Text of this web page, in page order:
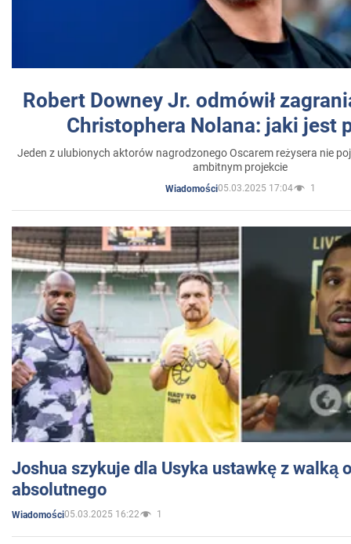
Robert Downey Jr. odmówił
Christophera Nolana: jaki jest
Jeden z ulubionych aktorów nagrodzonego Oscarem reżysera nie
ambitnym projekcie
Wiadomości05.03.2025 17:04 1
Joshua szykuje dla Usyka ustawkę z walką
absolutnego
Wiadomości05.03.2025 16:22 1